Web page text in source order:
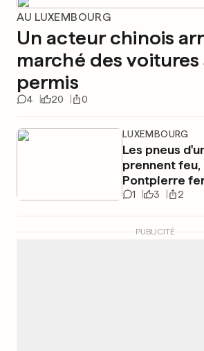
AU LUXEMBOURG
Un acteur chinois
marché des voitures
permis
4 20 0
LUXEMBOURG
Les pneus
prennent feu,
Pontpierre
1 3 2
PUBLICITÉ